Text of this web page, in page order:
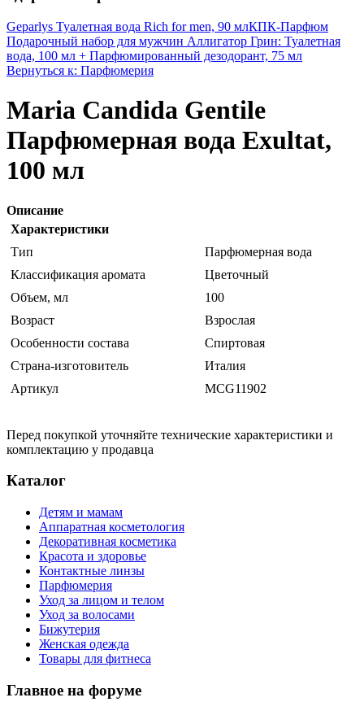
Geparlys Туалетная вода Rich for men, 90 млКПК-Парфюм
Подарочный набор для мужчин Аллигатор Грин: Туалетная
вода, 100 мл + Парфюмированный дезодорант, 75 мл
Вернуться к: Парфюмерия
Maria Candida Gentile
Парфюмерная вода Exultat,
100 мл
Описание
Характеристики
Тип
Парфюмерная вода
Классификация аромата
Цветочный
Объем, мл
100
Возраст
Взрослая
Особенности состава
Спиртовая
Страна-изготовитель
Италия
Артикул
MCG11902
Перед покупкой уточняйте технические характеристики и
комплектацию у продавца
Каталог
Детям и мамам
Аппаратная косметология
Декоративная косметика
Красота и здоровье
Контактные линзы
Парфюмерия
Уход за лицом и телом
Уход за волосами
Бижутерия
Женская одежда
Товары для фитнеса
Главное на форуме